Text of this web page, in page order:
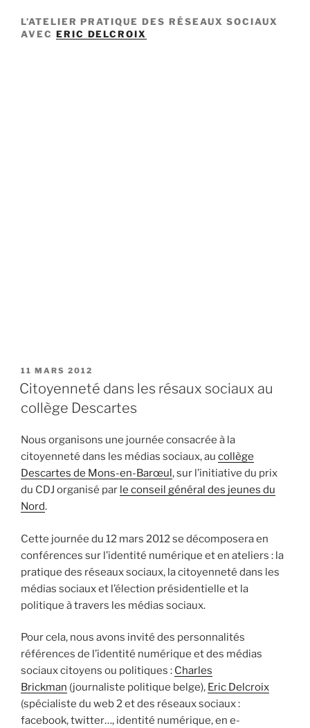
L’ATELIER PRATIQUE DES RÉSEAUX SOCIAUX
AVEC ERIC DELCROIX
P
U
B
L
L
E
11 MARS 2012
Citoyenneté dans les résaux sociaux au
collège Descartes
Nous organisons une journée consacrée à la
citoyenneté dans les médias sociaux, au collège
Descartes de Mons-en-Barœul, sur l’initiative du prix
du CDJ organisé par le conseil général des jeunes du
Nord.
Cette journée du 12 mars 2012 se décomposera en
conférences sur l’identité numérique et en ateliers : la
pratique des réseaux sociaux, la citoyenneté dans les
médias sociaux et l’élection présidentielle et la
politique à travers les médias sociaux.
Pour cela, nous avons invité des personnalités
références de l’identité numérique et des médias
sociaux citoyens ou politiques : Charles
Brickman (journaliste politique belge), Eric Delcroix
(spécialiste du web 2 et des réseaux sociaux :
facebook, twitter…, identité numérique, en e-